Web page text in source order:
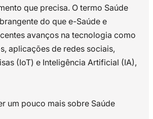
que precisa. O termo Saúde
do que e-Saúde e
avanços na tecnologia como
aplicações de redes sociais,
(IoT) e Inteligência Artificial (IA),
um pouco mais sobre Saúde